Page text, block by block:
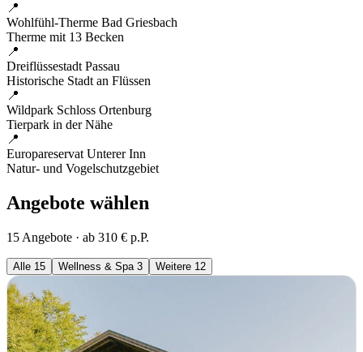
📍
Wohlfühl-Therme Bad Griesbach
Therme mit 13 Becken
📍
Dreiflüssestadt Passau
Historische Stadt an Flüssen
📍
Wildpark Schloss Ortenburg
Tierpark in der Nähe
📍
Europareservat Unterer Inn
Natur- und Vogelschutzgebiet
Angebote wählen
15 Angebote · ab 310 € p.P.
Alle 15 Wellness & Spa 3 Weitere 12